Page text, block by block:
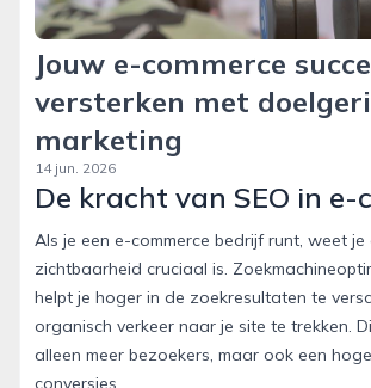
Jouw e-commerce
versterken met
marketing
14 jun. 2026
De kracht van SEO in e-
Als je een e-commerce bedrijf runt, weet
zichtbaarheid cruciaal is.
helpt je hoger in de zoekresultaten te
organisch verkeer naar je site te trekken.
alleen meer bezoekers, maar ook een